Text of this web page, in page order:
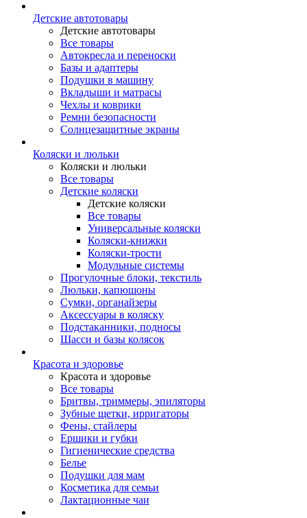
Детские автотовары
Детские автотовары
Все товары
Автокресла и переноски
Базы и адаптеры
Подушки в машину
Вкладыши и матрасы
Чехлы и коврики
Ремни безопасности
Солнцезащитные экраны
Коляски и люльки
Коляски и люльки
Все товары
Детские коляски
Детские коляски
Все товары
Универсальные коляски
Коляски-книжки
Коляски-трости
Модульные системы
Прогулочные блоки, текстиль
Люльки, капюшоны
Сумки, органайзеры
Аксессуары в коляску
Подстаканники, подносы
Шасси и базы колясок
Красота и здоровье
Красота и здоровье
Все товары
Бритвы, триммеры, эпиляторы
Зубные щетки, ирригаторы
Фены, стайлеры
Ершики и губки
Гигиенические средства
Белье
Подушки для мам
Косметика для семьи
Лактационные чаи